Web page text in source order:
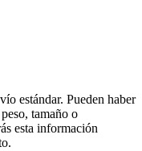
estándar. Pueden haber
tamaño o
esta información